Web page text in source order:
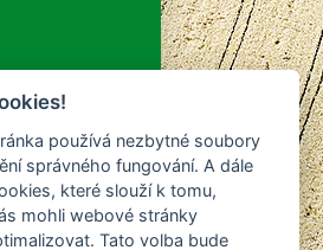
používá nezbytné soubory
správného fungování. A dále
které slouží k tomu,
mohli webové stránky
Tato volba bude